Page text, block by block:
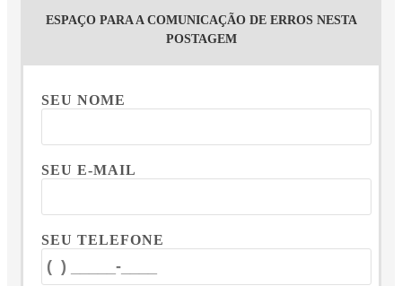
ESPAÇO PARA A COMUNICAÇÃO DE ERROS NESTA
POSTAGEM
SEU NOME
SEU E-MAIL
SEU TELEFONE